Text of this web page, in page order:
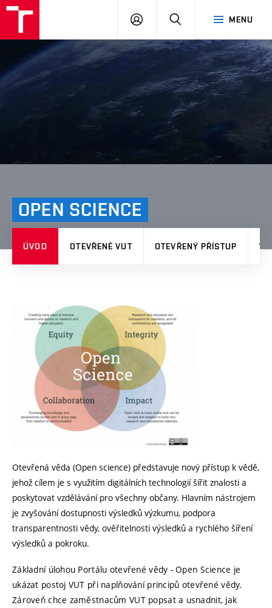
MENU
PŘIHLÁSIT
OPEN SCIENCE
ÚVOD OTEVŘENÉ VUT OTEVŘENÝ PŘÍSTUP
Otevřená věda (Open science) představuje nový přístup k vědě,
jehož cílem je s využitím digitálních technologií šířit znalosti a
poskytovat vzdělávání pro všechny občany. Hlavním nástrojem
je zvyšování dostupnosti výsledků výzkumu, podpora
transparentnosti vědy, ověřitelnosti výsledků a rychlého šíření
výsledků a pokroku.
Základní úlohou Portálu otevřené vědy - Open Science je
ukázat postoj VUT při naplňování principů otevřené vědy.
Zároveň chce zaměstnacům VUT popsat a usnadnit, jak